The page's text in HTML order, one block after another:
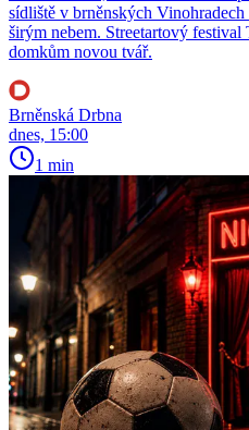
sídliště v brněnských
širým nebem. Streetartový
domkům novou tvář.
Brněnská Drbna
dnes, 15:00
1 min